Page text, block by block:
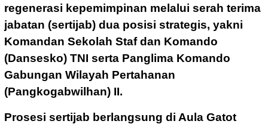
regenerasi kepemimpinan melalui serah terima
jabatan (sertijab) dua posisi strategis, yakni
Komandan Sekolah Staf dan Komando
(Dansesko) TNI serta Panglima Komando
Gabungan Wilayah Pertahanan
(Pangkogabwilhan) II.
Prosesi sertijab berlangsung di Aula Gatot